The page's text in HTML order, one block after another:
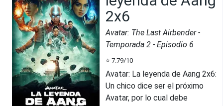
2x6
Avatar: The Last Airbender-
Temporada 2 - Episodio 6
⭐ 7.79/10
Avatar: La leyenda de Aang 2x6:
Un chico dice ser el próximo
Avatar, por lo cual debe